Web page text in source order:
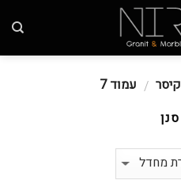
קיסר / עמוד 7
סנן